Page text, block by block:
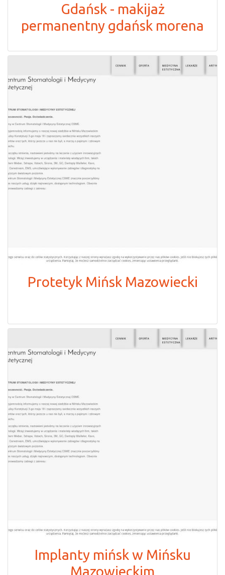
Gdańsk - makijaż
permanentny gdańsk morena
Protetyk Mińsk Mazowiecki
Implanty mińsk w Mińsku
Mazowieckim